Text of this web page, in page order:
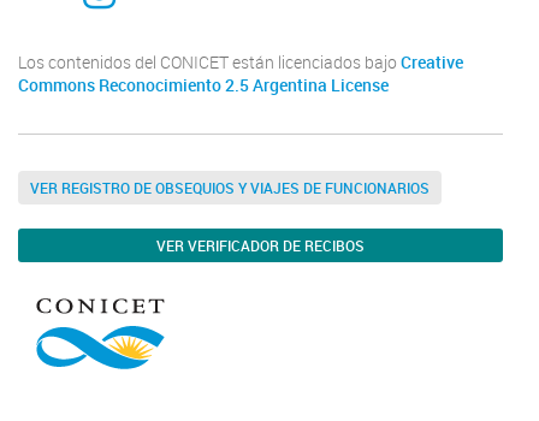
Los contenidos del CONICET están licenciados bajo Creative
Commons Reconocimiento 2.5 Argentina License
VER REGISTRO DE OBSEQUIOS Y VIAJES DE FUNCIONARIOS
VER VERIFICADOR DE RECIBOS